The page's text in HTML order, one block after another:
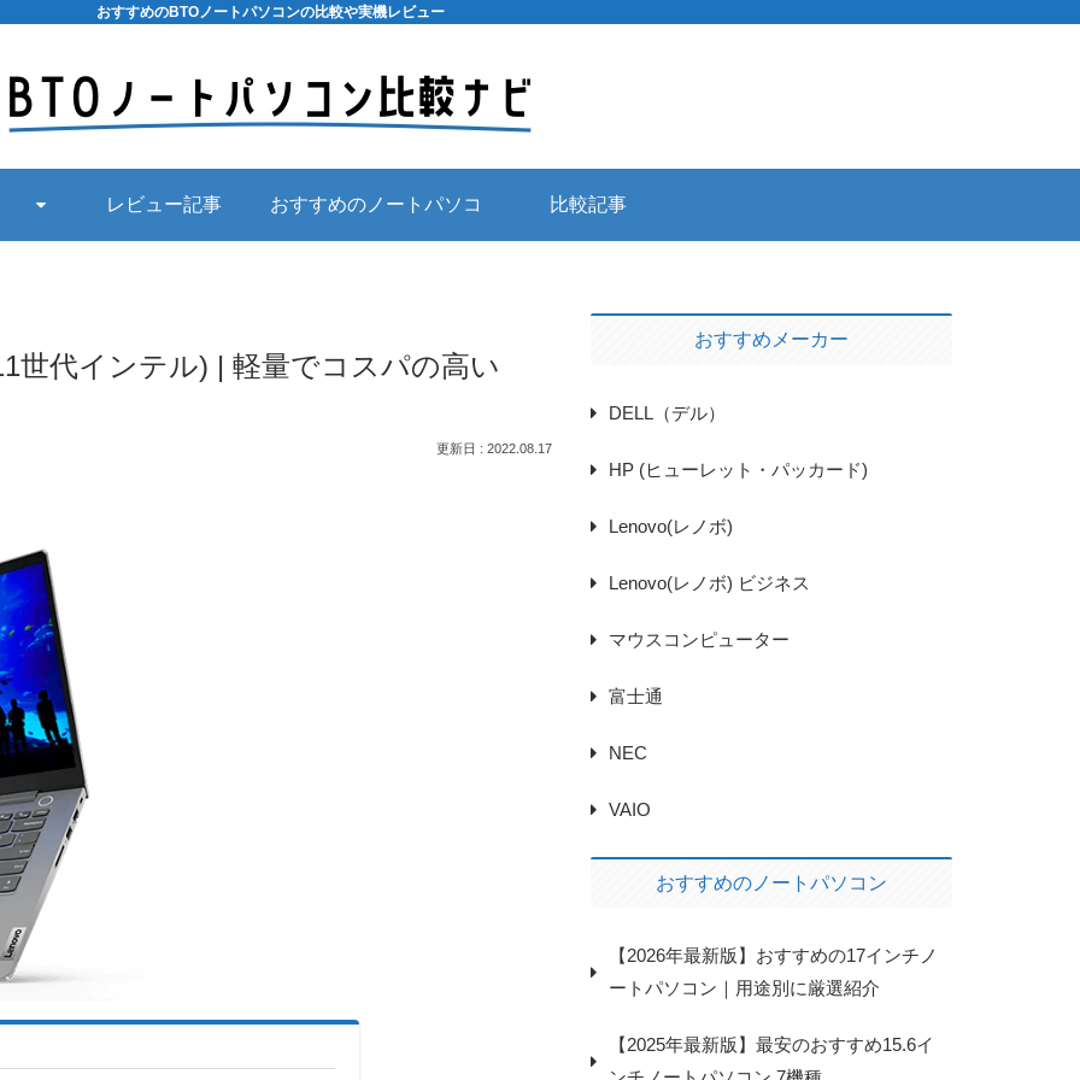
おすすめのBTOノートパソコンの比較や実機レビュー
レビュー記事 おすすめのノートパソコ 比較記事
世代インテル) | 軽量でコスパの高い
2022.08.17
おすすめメーカー
DELL（デル）
HP (ヒューレット・パッカード)
Lenovo(レノボ)
Lenovo(レノボ) ビジネス
マウスコンピューター
富士通
NEC
VAIO
おすすめのノートパソコン
【2026年最新版】おすすめの17インチノ
ートパソコン｜用途別に厳選紹介
【2025年最新版】最安のおすすめ15.6イ